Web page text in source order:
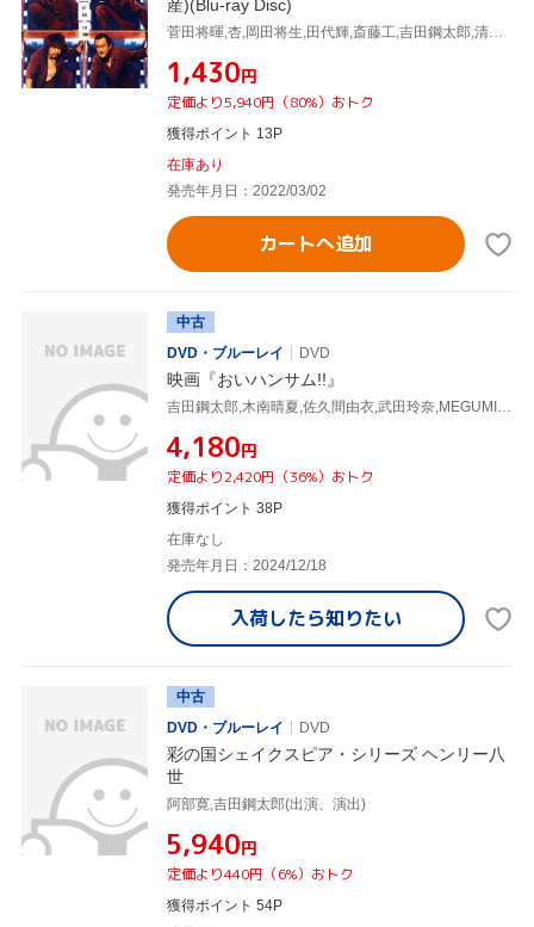
産)(Blu-ray Disc)
菅田将暉,杏,岡田将生,田代輝,斎藤工,吉田鋼太郎,清水康彦(監督),やまだ豊(音楽)
¥1,430円
定価より5,940円（80%）おトク
獲得ポイント 13P
在庫あり
発売年月日：2022/03/02
カートへ追加
中古
DVD・ブルーレイ
DVD
映画『おいハンサム!!』
吉田鋼太郎,木南晴夏,佐久間由衣,武田玲奈,MEGUMI,宮世琉弥,山口雅俊,伊藤理佐
¥4,180円
定価より2,420円（36%）おトク
獲得ポイント 38P
在庫なし
発売年月日：2024/12/18
入荷したら知りたい
中古
DVD・ブルーレイ
DVD
彩の国シェイクスピア・シリーズ ヘンリー八
世
阿部寛,吉田鋼太郎(出演、演出)
¥5,940円
定価より440円（6%）おトク
獲得ポイント 54P